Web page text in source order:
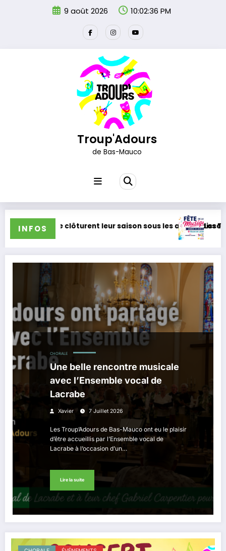
9 août 2026 10:02:36 PM
Troup'Adours
de Bas-Mauco
INFOS
saison sous les applaudissementsLes Troup’Adours participeront à
CHORALE
Une belle rencontre musicale
avec l’Ensemble vocal de
Lacrabe
Xavier 7 Juillet 2026
Les Troup’Adours de Bas-Mauco ont eu le plaisir
d’être accueillis par l’Ensemble vocal de
Lacrabe à l’occasion d’un…
Lire la suite